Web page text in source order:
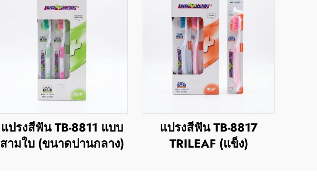
แปรงสีฟัน TB-8811 แบบ
สามใบ (ขนาดปานกลาง)
แปรงสีฟัน TB-8817
TRILEAF (แข็ง)